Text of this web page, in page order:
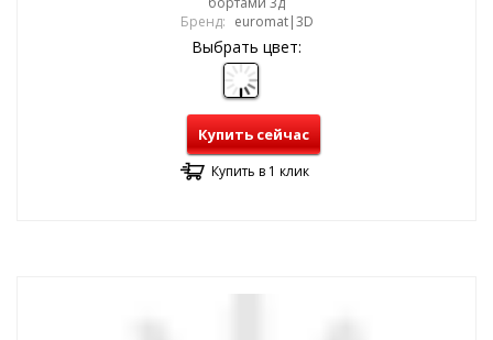
Бренд: euromat|3D
Выбрать цвет:
Купить сейчас
Купить в 1 клик